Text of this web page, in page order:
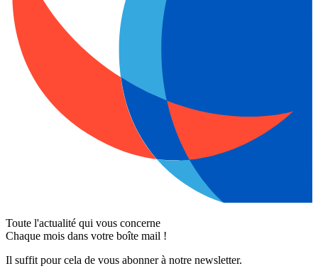
Toute l'actualité qui vous concerne
Chaque mois dans votre boîte mail !
Il suffit pour cela de vous abonner à notre newsletter.